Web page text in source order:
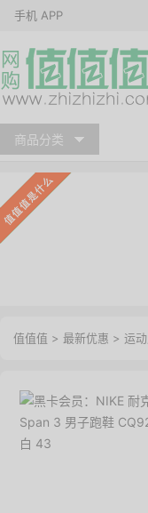
手机 APP
商品分类
值值值 > 最新优惠 > 运